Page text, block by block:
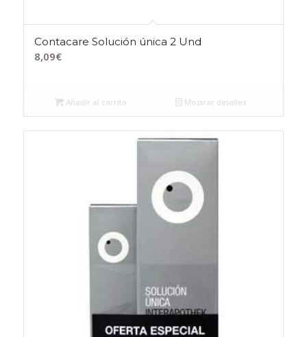
Contacare Solución única 2 Und
8,09€
Añadir al carrito Mostrar detalles